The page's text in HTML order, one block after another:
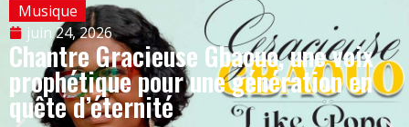
Musique
juin 24, 2026
Chantre Gracieuse Gbaouo, une voix
prophétique pour une génération en
quête d’éternité